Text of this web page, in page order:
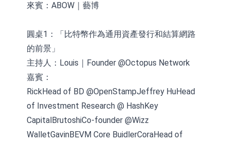
來賓：ABOW｜藝博
圓桌1：「比特幣作為通用資產發行和結算網路
的前景」
主持人：Louis｜Founder @Octopus Network
嘉賓：
RickHead of BD @OpenStampJeffrey HuHead
of Investment Research @ HashKey
CapitalBrutoshiCo-founder @Wizz
WalletGavinBEVM Core BuidlerCoraHead of